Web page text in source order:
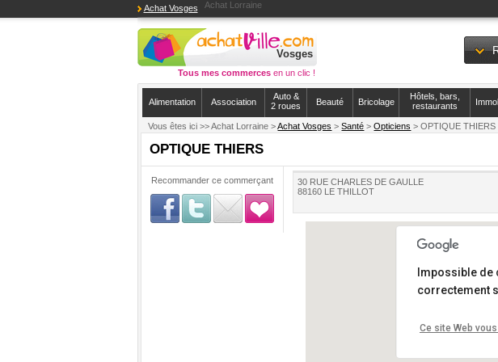
Achat Lorraine
Achat Vosges
Vosges
Tous mes commercesen un clic !
Alimentation Association
Auto &
2 roues
Beauté Bricolage
Hôtels, bars,
restaurants
Vous êtes ici >>Achat Lorraine >Achat Vosges >Santé >Opticiens > OPTIQUE THIERS
OPTIQUE THIERS
30 RUE CHARLES DE GAULLE
88160 LE THILLOT
Impossible de
correctement
Ce site Web
Recommander ce commerçant